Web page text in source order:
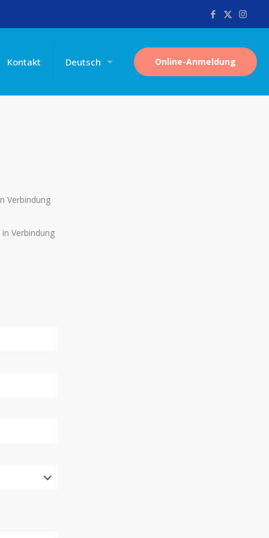
Kontakt Deutsch Online-Anmeldung
Verbindung
Verbindung